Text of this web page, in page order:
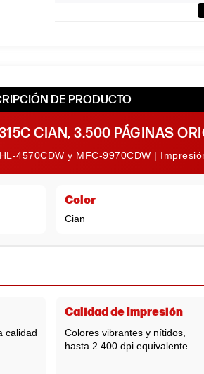
DE PRODUCTO
CIAN, 3.500 PÁGINAS
4570CDW y MFC-9970CDW |
Color
Cian
calidad
Calidad de Impresión
Colores vibrantes y nítidos,
hasta 2.400 dpi equivalente